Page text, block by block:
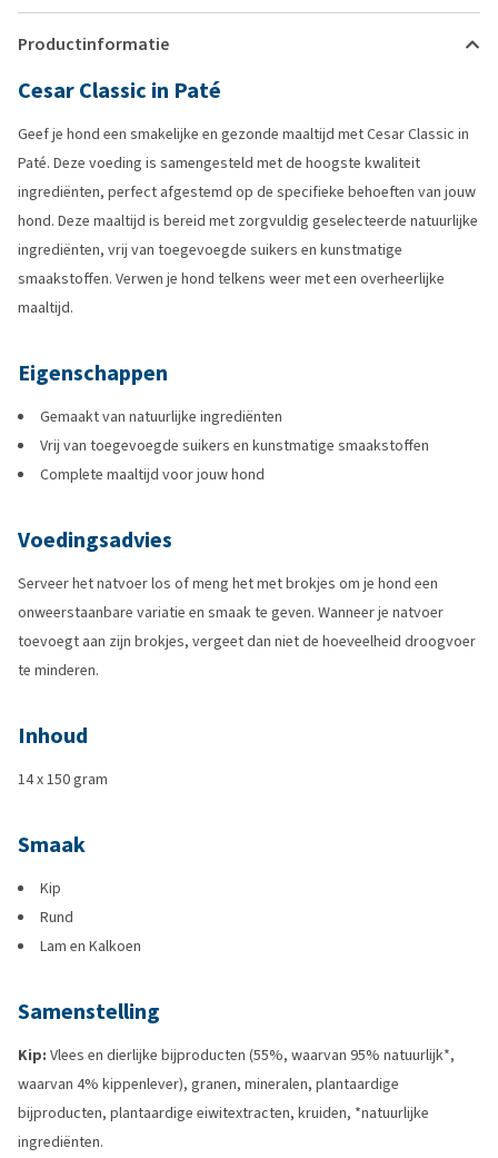
Productinformatie
Cesar Classic in Paté
Geef je hond een smakelijke en gezonde maaltijd met Cesar Classic in
Paté. Deze voeding is samengesteld met de hoogste kwaliteit
ingrediënten, perfect afgestemd op de specifieke behoeften van jouw
hond. Deze maaltijd is bereid met zorgvuldig geselecteerde natuurlijke
ingrediënten, vrij van toegevoegde suikers en kunstmatige
smaakstoffen. Verwen je hond telkens weer met een overheerlijke
maaltijd.
Eigenschappen
Gemaakt van natuurlijke ingrediënten
Vrij van toegevoegde suikers en kunstmatige smaakstoffen
Complete maaltijd voor jouw hond
Voedingsadvies
Serveer het natvoer los of meng het met brokjes om je hond een
onweerstaanbare variatie en smaak te geven. Wanneer je natvoer
toevoegt aan zijn brokjes, vergeet dan niet de hoeveelheid droogvoer
te minderen.
Inhoud
14 x 150 gram
Smaak
Kip
Rund
Lam en Kalkoen
Samenstelling
Kip: Vlees en dierlijke bijproducten (55%, waarvan 95% natuurlijk*,
waarvan 4% kippenlever), granen, mineralen, plantaardige
bijproducten, plantaardige eiwitextracten, kruiden, *natuurlijke
ingrediënten.